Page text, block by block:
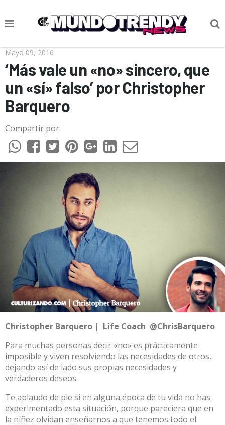
NOTICIAS
CULTURA POP
CIENCIA Y TECNOLOGÍA
VIDA
SOCIEDAD
CULTURIZANDO.COM
Mayo 09, 2016
‘Más vale un «no» sincero, que
un «sí» falso’ por Christopher
Barquero
Compartir por:
Christopher Barquero | Life Coach @ChrisBarquero
Para muchas personas decir «no» es prácticamente
imposible y viven resolviendo las necesidades de otros,
dejando así de lado sus propias necesidades y
verdaderos deseos.
Te aplaudo de pie si en alguna época de tu vida no has
experimentado esta situación, porque pareciera que en
la niñez olvidan enseñarnos a que tenemos todo el